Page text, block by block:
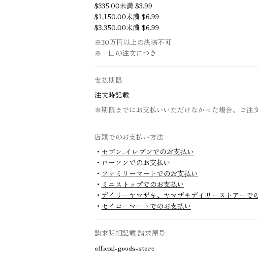
$‌335.00未満 $‌3.99
$‌1,150.00未満 $‌6.99
$‌3,350.00未満 $‌6.99
※30万円以上の決済不可
※一回の注文につき
支払期限
注文時記載
※期限までにお支払いいただけなかった場合、ご注
店頭でのお支払い方法
・ セブン-イレブンでのお支払い
・ ローソンでのお支払い
・ ファミリーマートでのお支払い
・ ミニストップでのお支払い
・ デイリーヤマザキ、ヤマザキデイリーストアーで
・ セイコーマートでのお支払い
請求明細記載 請求屋号
official-goods-store